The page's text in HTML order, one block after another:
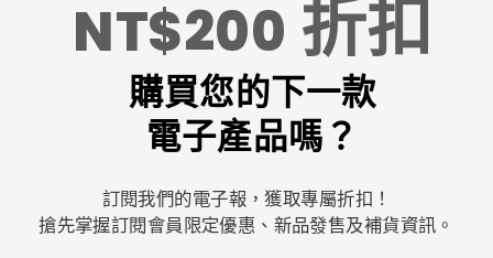
NT$200 折扣
購買您的下一款
電子產品嗎？
訂閱我們的電子報，獲取專屬折扣！
搶先掌握訂閱會員限定優惠、新品發售及補貨資訊。